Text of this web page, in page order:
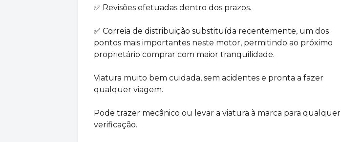
✅ Revisões efetuadas dentro dos prazos.
✅ Correia de distribuição substituída recentemente, um dos
pontos mais importantes neste motor, permitindo ao próximo
proprietário comprar com maior tranquilidade.
Viatura muito bem cuidada, sem acidentes e pronta a fazer
qualquer viagem.
Pode trazer mecânico ou levar a viatura à marca para qualquer
verificação.